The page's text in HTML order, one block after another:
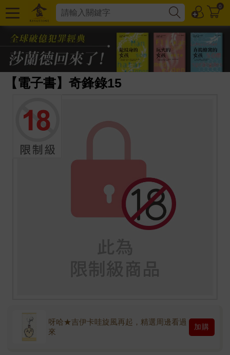
0
【電子書】奇鋒錄15
呀哈★吉伊卡哇旋風再起，精選周邊看過
來
加購